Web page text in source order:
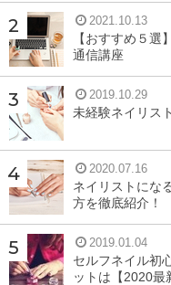
2021.10.13
【おすすめ５選
通信講座
2019.10.29
未経験ネイリス
2020.07.16
ネイリストにな
方を徹底紹介！
2019.01.04
セルフネイル初
ットは【2020最